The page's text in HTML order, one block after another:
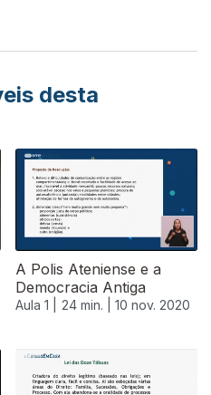
desta
A Polis Ateniense e a
Democracia Antiga
Aula 1 | 24 min. | 10 nov. 2020